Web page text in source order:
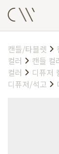
캔들/타블렛
컬러
캔들 컬
컬러
디퓨저
디퓨저/석고